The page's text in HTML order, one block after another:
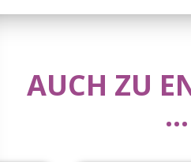
AUCH ZU
...